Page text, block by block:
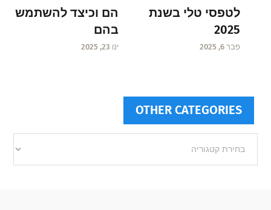
לטפסי טלי בשנת
2025
פבר 6, 2025
הם וכיצד להשתמש
בהם
ינו 23, 2025
OTHER CATEGORIES
categories